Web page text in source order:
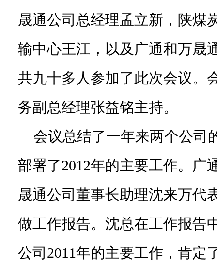
晟通公司总经理孟立新，陕煤
输中心王江，以及广通和万晟
共九十多人参加了此次会议。
务副总经理张益铭主持。
会议总结了一年来两个公司
部署了2012年的主要工作。广
晟通公司董事长助理沈来万代
做工作报告。沈总在工作报告
公司2011年的主要工作，肯定